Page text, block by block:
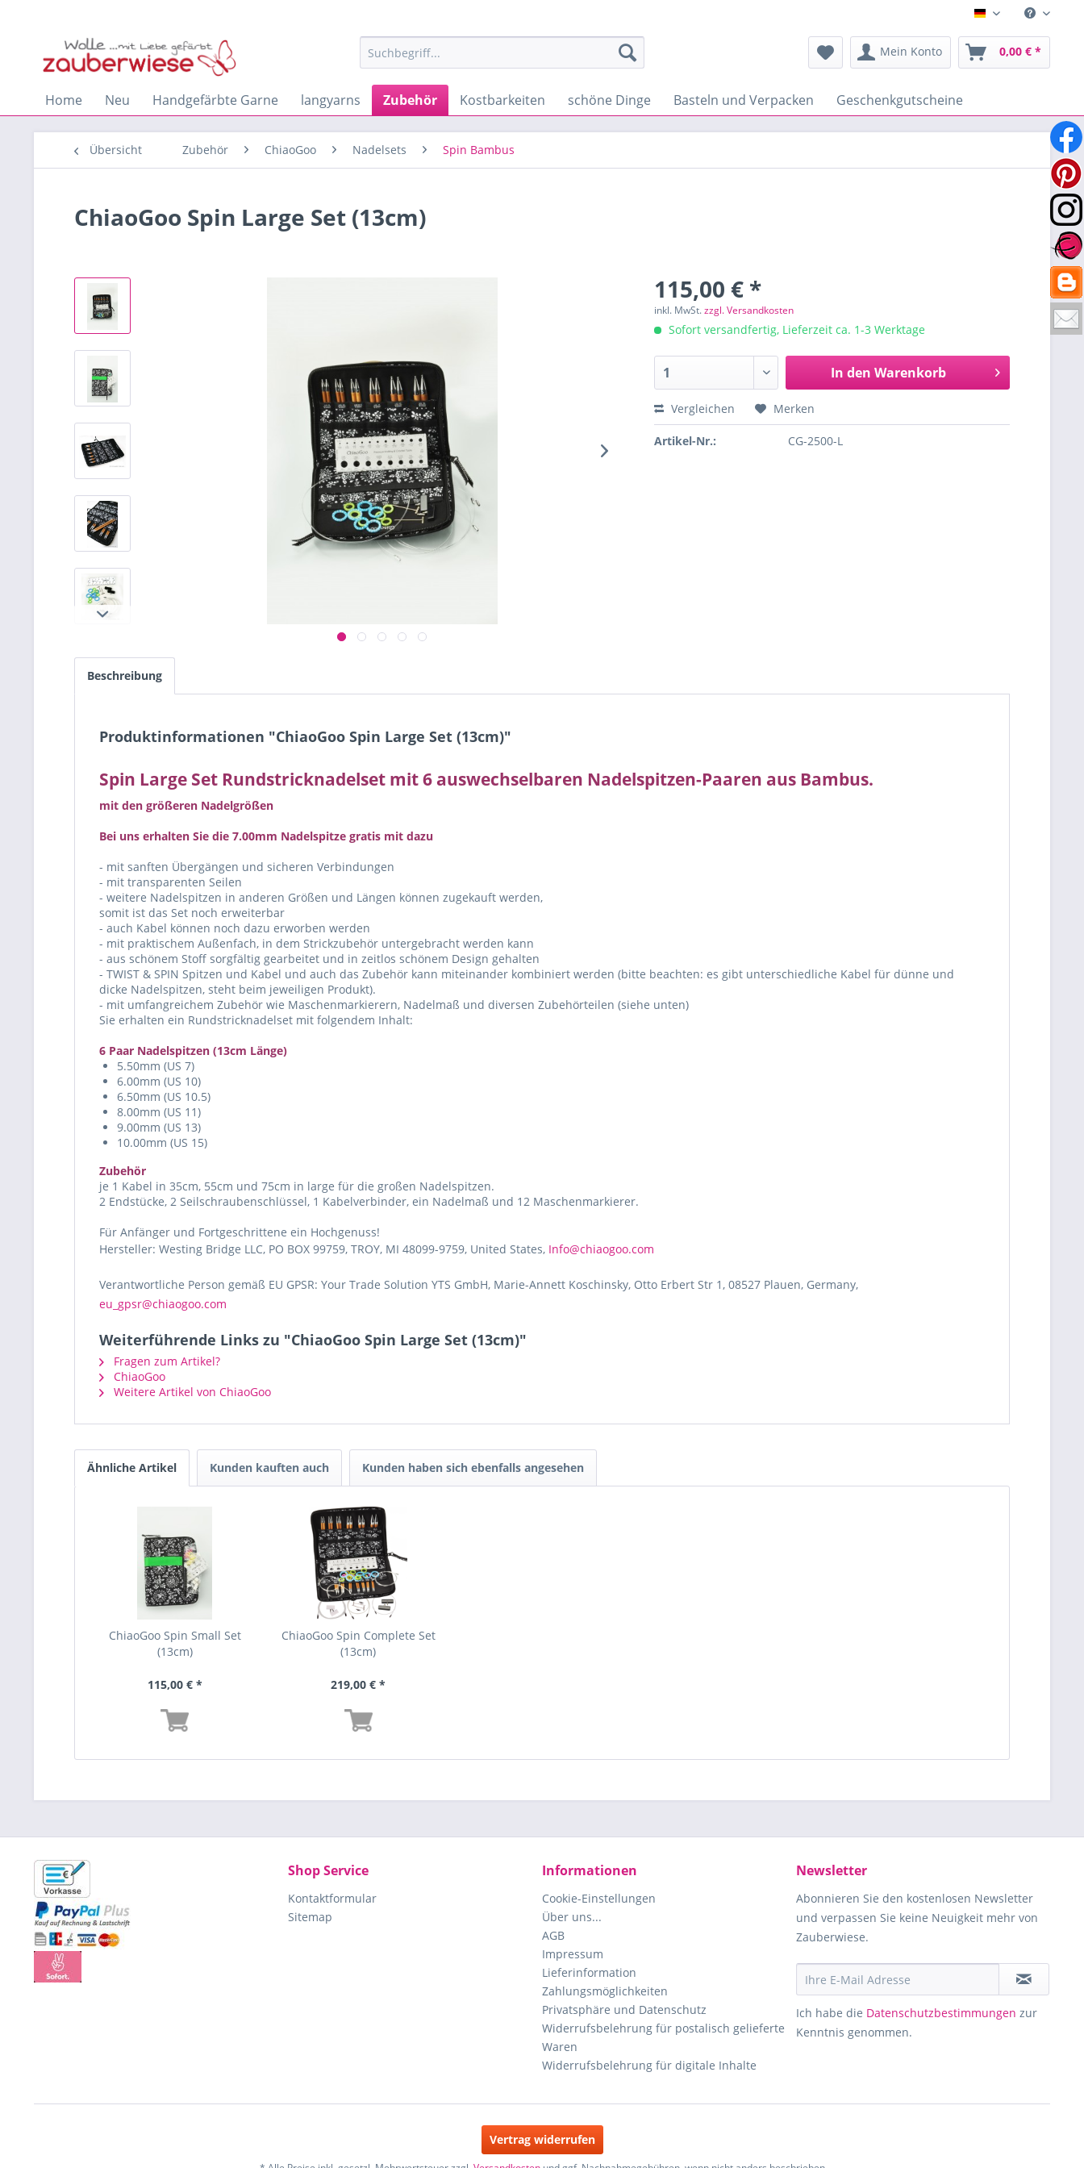
Deutsch
Mein Konto 0,00 € *
Home Neu Handgefärbte Garne langyarns Zubehör Kostbarkeiten schöne Dinge Basteln und Verpacken Geschenkgutscheine
Übersicht Zubehör ChiaoGoo Nadelsets Spin Bambus
ChiaoGoo Spin Large Set (13cm)
115,00 € *
inkl. MwSt.zzgl. Versandkosten
Sofort versandfertig, Lieferzeit ca. 1-3 Werktage
In den Warenkorb
Vergleichen Merken
Artikel-Nr.: CG-2500-L
Beschreibung
Produktinformationen "ChiaoGoo Spin Large Set (13cm)"
Spin Large Set Rundstricknadelset mit 6 auswechselbaren Nadelspitzen-Paaren aus Bambus.
mit den größeren Nadelgrößen
Bei uns erhalten Sie die 7.00mm Nadelspitze gratis mit dazu
- mit sanften Übergängen und sicheren Verbindungen
- mit transparenten Seilen
- weitere Nadelspitzen in anderen Größen und Längen können zugekauft werden,
somit ist das Set noch erweiterbar
- auch Kabel können noch dazu erworben werden
- mit praktischem Außenfach, in dem Strickzubehör untergebracht werden kann
- aus schönem Stoff sorgfältig gearbeitet und in zeitlos schönem Design gehalten
- TWIST & SPIN Spitzen und Kabel und auch das Zubehör kann miteinander kombiniert werden (bitte beachten: es gibt unterschiedliche Kabel für dünne und
dicke Nadelspitzen, steht beim jeweiligen Produkt).
- mit umfangreichem Zubehör wie Maschenmarkierern, Nadelmaß und diversen Zubehörteilen (siehe unten)
Sie erhalten ein Rundstricknadelset mit folgendem Inhalt:
6 Paar Nadelspitzen (13cm Länge)
5.50mm (US 7)
6.00mm (US 10)
6.50mm (US 10.5)
8.00mm (US 11)
9.00mm (US 13)
10.00mm (US 15)
Zubehör
je 1 Kabel in 35cm, 55cm und 75cm in large für die großen Nadelspitzen.
2 Endstücke, 2 Seilschraubenschlüssel, 1 Kabelverbinder, ein Nadelmaß und 12 Maschenmarkierer.
Für Anfänger und Fortgeschrittene ein Hochgenuss!
Hersteller: Westing Bridge LLC, PO BOX 99759, TROY, MI 48099-9759, United States, Info@chiaogoo.com
Verantwortliche Person gemäß EU GPSR: Your Trade Solution YTS GmbH, Marie-Annett Koschinsky, Otto Erbert Str 1, 08527 Plauen, Germany,
eu_gpsr@chiaogoo.com
Weiterführende Links zu "ChiaoGoo Spin Large Set (13cm)"
Fragen zum Artikel?
ChiaoGoo
Weitere Artikel von ChiaoGoo
Ähnliche Artikel Kunden kauften auch Kunden haben sich ebenfalls angesehen
ChiaoGoo Spin Small Set
(13cm)
115,00 € *
ChiaoGoo Spin Complete Set
(13cm)
219,00 € *
Shop Service
Kontaktformular
Sitemap
Informationen
Cookie-Einstellungen
Über uns...
AGB
Impressum
Lieferinformation
Zahlungsmöglichkeiten
Privatsphäre und Datenschutz
Widerrufsbelehrung für postalisch gelieferte
Waren
Widerrufsbelehrung für digitale Inhalte
Newsletter
Abonnieren Sie den kostenlosen Newsletter
und verpassen Sie keine Neuigkeit mehr von
Zauberwiese.
Ich habe die Datenschutzbestimmungen zur
Kenntnis genommen.
Vertrag widerrufen